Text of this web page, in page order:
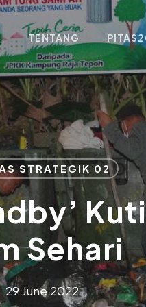
TENTANG
STRATEGIK 02
Sehari
29 June 2022